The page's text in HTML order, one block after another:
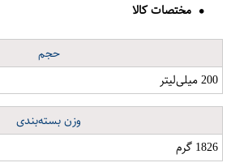
مختصات کالا
حجم
200 میلی‌لیتر
وزن بسته‌بندی
1826 گرم